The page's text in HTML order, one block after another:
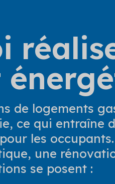
de logements
ce qui entraîne
les
une
se posent :